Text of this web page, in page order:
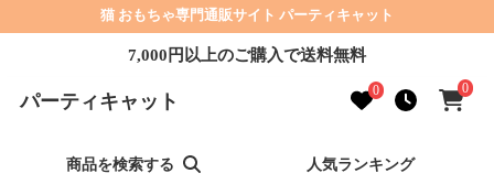
猫 おもちゃ専門通販サイト パーティキャット
7,000円以上のご購入で送料無料
パーティキャット 0 0
商品を検索する 人気ランキング